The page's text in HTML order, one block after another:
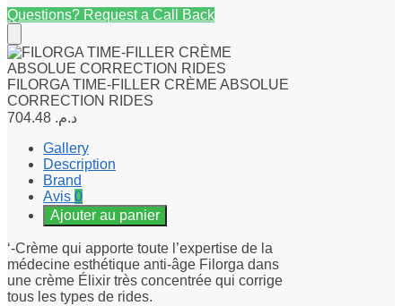
Questions? Request a Call Back
FILORGA TIME-FILLER CRÈME ABSOLUE
CORRECTION RIDES
د.م.
Gallery
Description
Brand
Avis 0
Ajouter au panier
‘-Crème qui apporte toute l’expertise de la
médecine esthétique anti-âge Filorga dans
une crème Élixir très concentrée qui corrige
tous les types de rides.